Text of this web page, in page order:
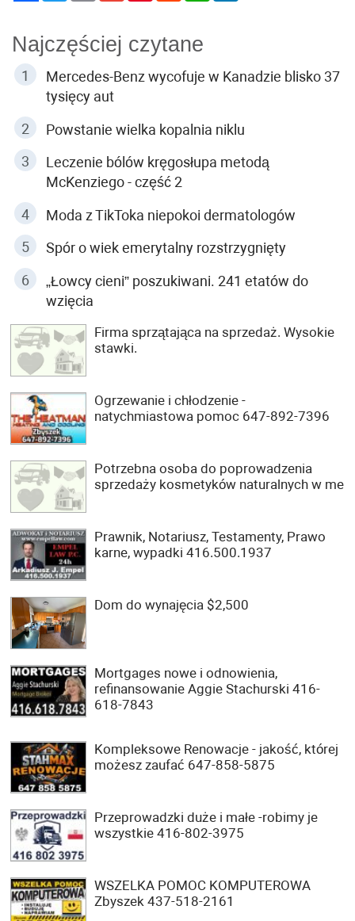
Najczęściej czytane
Mercedes-Benz wycofuje w Kanadzie blisko 37
tysięcy aut
Powstanie wielka kopalnia niklu
Leczenie bólów kręgosłupa metodą
McKenziego - część 2
Moda z TikToka niepokoi dermatologów
Spór o wiek emerytalny rozstrzygnięty
„Łowcy cieni” poszukiwani. 241 etatów do
wzięcia
Firma sprzątająca na sprzedaż. Wysokie
stawki.
Ogrzewanie i chłodzenie -
natychmiastowa pomoc 647-892-7396
Potrzebna osoba do poprowadzenia
sprzedaży kosmetyków naturalnych w me
Prawnik, Notariusz, Testamenty, Prawo
karne, wypadki 416.500.1937
Dom do wynajęcia $2,500
Mortgages nowe i odnowienia,
refinansowanie Aggie Stachurski 416-
618-7843
Kompleksowe Renowacje - jakość, której
możesz zaufać 647-858-5875
Przeprowadzki duże i małe -robimy je
wszystkie 416-802-3975
WSZELKA POMOC KOMPUTEROWA
Zbyszek 437-518-2161